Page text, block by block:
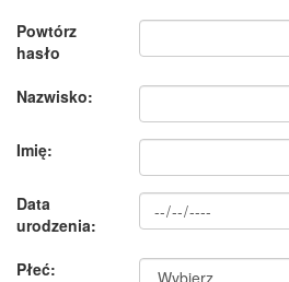
Powtórz
hasło
Nazwisko:
Imię:
Data
urodzenia:
Płeć: